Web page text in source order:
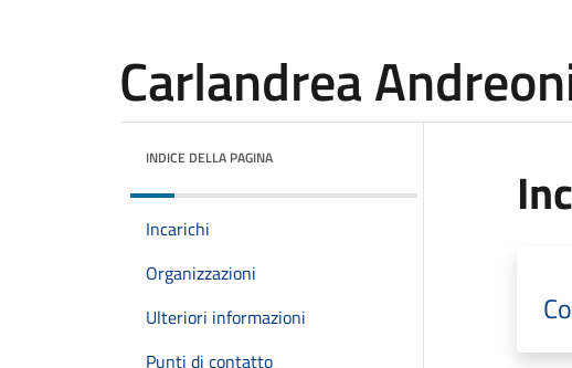
Carlandrea
INDICE DELLA PAGINA
Incarichi
Organizzazioni
Ulteriori informazioni
Punti di contatto